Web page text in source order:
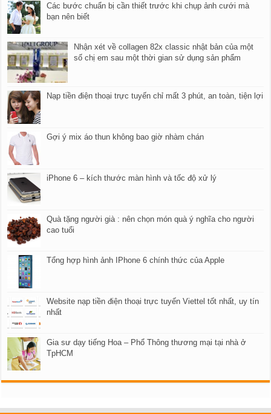
Các bước chuẩn bị cần thiết trước khi chụp ảnh cưới mà
bạn nên biết
Nhận xét về collagen 82x classic nhật bản của một
số chị em sau một thời gian sử dụng sản phẩm
Nạp tiền điện thoại trực tuyến chỉ mất 3 phút, an toàn, tiện lợi
Gợi ý mix áo thun không bao giờ nhàm chán
iPhone 6 – kích thước màn hình và tốc độ xử lý
Quà tặng người già : nên chọn món quà ý nghĩa cho người
cao tuổi
Tổng hợp hình ảnh IPhone 6 chính thức của Apple
Website nạp tiền điện thoại trực tuyến Viettel tốt nhất, uy tín
nhất
Gia sư dạy tiếng Hoa – Phổ Thông thương mại tại nhà ở
TpHCM